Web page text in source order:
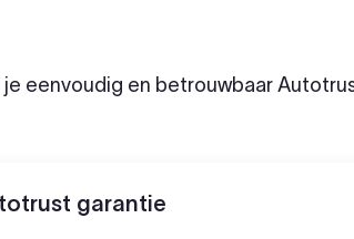
eenvoudig en betrouwbaar
garantie